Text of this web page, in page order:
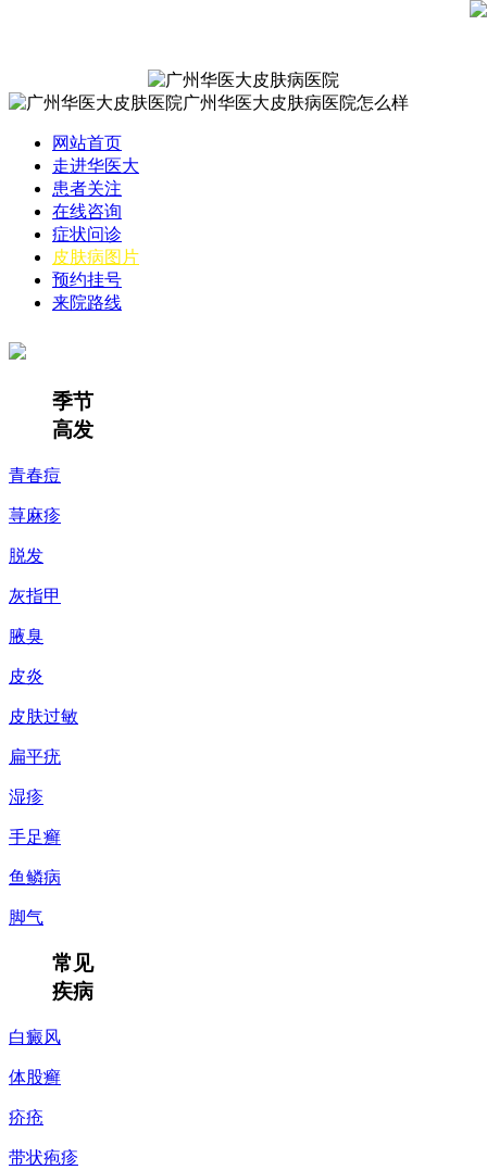
网站首页
走进华医大
患者关注
在线咨询
症状问诊
皮肤病图片
预约挂号
来院路线
季节
高发
青春痘
荨麻疹
脱发
灰指甲
腋臭
皮炎
皮肤过敏
扁平疣
湿疹
手足癣
鱼鳞病
脚气
常见
疾病
白癜风
体股癣
疥疮
带状疱疹